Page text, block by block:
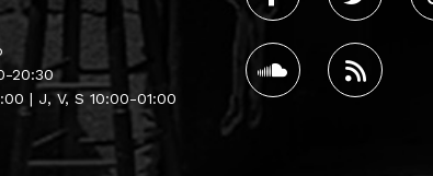
20:30
| J, V, S 10:00-01:00